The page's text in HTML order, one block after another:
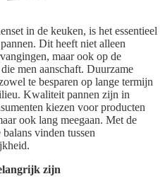
in de keuken, is het essentieel
Dit heeft niet alleen
maar ook op de
men aanschaft. Duurzame
te besparen op lange termijn
Kwaliteit pannen zijn in
kiezen voor producten
ook lang meegaan. Met de
vinden tussen
zijn